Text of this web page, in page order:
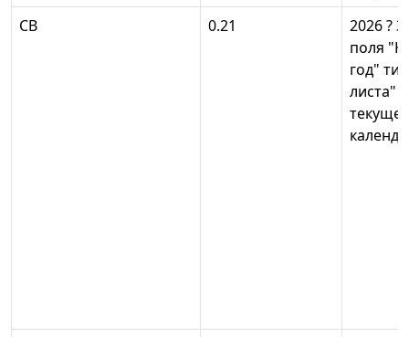
СВ
0.21
2026 ?
поля
год"
листа"